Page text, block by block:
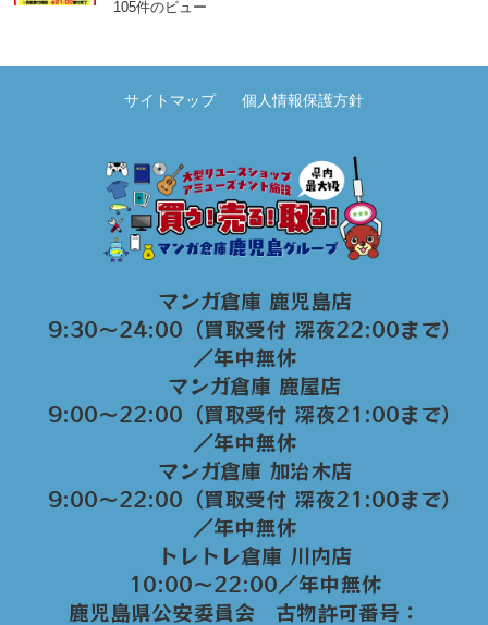
105件のビュー
サイトマップ 個人情報保護方針
マンガ倉庫 鹿児島店
9:30～24:00（買取受付 深夜22:00まで）
／年中無休
マンガ倉庫 鹿屋店
9:00～22:00（買取受付 深夜21:00まで）
／年中無休
マンガ倉庫 加治木店
9:00〜22:00（買取受付 深夜21:00まで）
／年中無休
トレトレ倉庫 川内店
10:00〜22:00／年中無休
鹿児島県公安委員会 古物許可番号：